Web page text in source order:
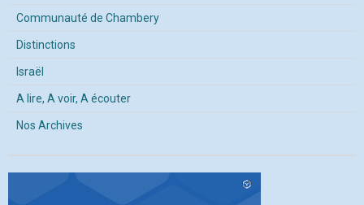
Communauté de Chambery
Distinctions
Israël
A lire, A voir, A écouter
Nos Archives